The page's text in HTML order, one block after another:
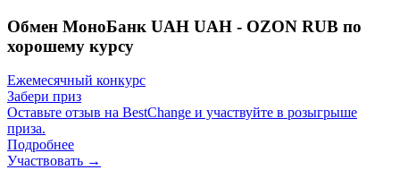
Обмен МоноБанк UAH UAH - OZON RUB по
хорошему курсу
Ежемесячный конкурс
Забери приз
Оставьте отзыв на BestChange и участвуйте в розыгрыше
приза.
Подробнее
Участвовать →